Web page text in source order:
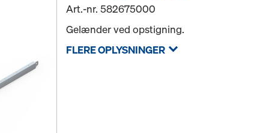
Art.-nr.582675000
Gelænder ved opstigning.
FLERE OPLYSNINGER